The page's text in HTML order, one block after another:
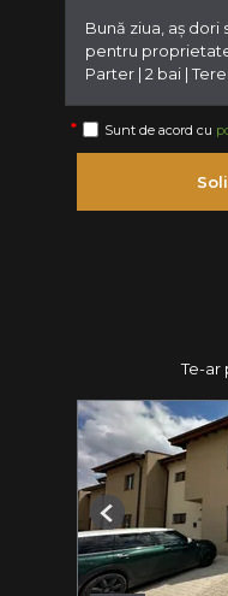
Sunt de acord cu
Te-ar
Previous